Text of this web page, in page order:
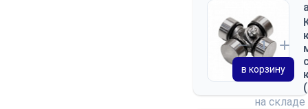
на складе
в корзину